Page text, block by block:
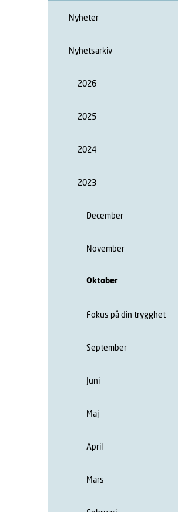
Nyheter
Nyhetsarkiv
2026
2025
2024
2023
December
November
Oktober
Fokus på din trygghet
September
Juni
Maj
April
Mars